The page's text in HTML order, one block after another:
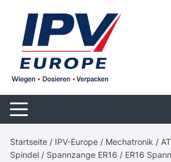
content
Startseite / IPV-Europe / Mechatronik /
Spindel / Spannzange ER16 / ER16